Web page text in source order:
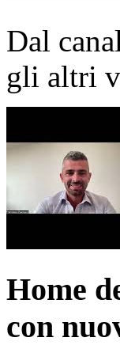
Dal
gli altri
Home
con